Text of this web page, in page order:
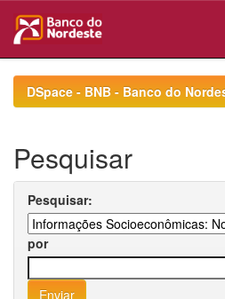
navigationDSpace - BNB - Banco do
Pesquisar
Pesquisar:
por